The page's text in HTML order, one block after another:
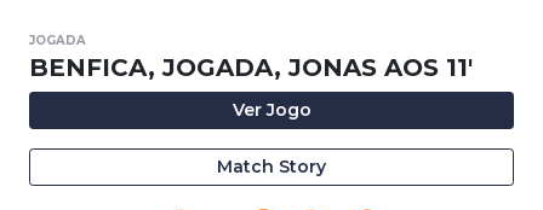
JOGADA
BENFICA, JOGADA, JONAS AOS 11'
Ver Jogo
Match Story